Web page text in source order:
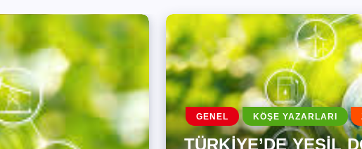
GENEL KÖŞE YAZARLARI
TÜRKİYE’DE YEŞİL